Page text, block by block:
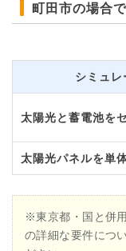
町田市の場合
シミュレ
太陽光と蓄電池を
太陽光パネルを単
※東京都・国と併
の詳細な要件につ